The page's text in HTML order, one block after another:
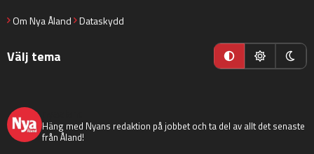
Om Nya Åland Dataskydd
Välj tema
Häng med Nyans redaktion på jobbet och ta del av allt det senaste
från Åland!